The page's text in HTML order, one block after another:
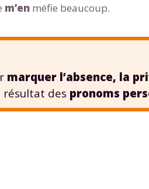
m’en méfie beaucoup.
marquer l’absence, la
résultat des pronoms
gratuitement